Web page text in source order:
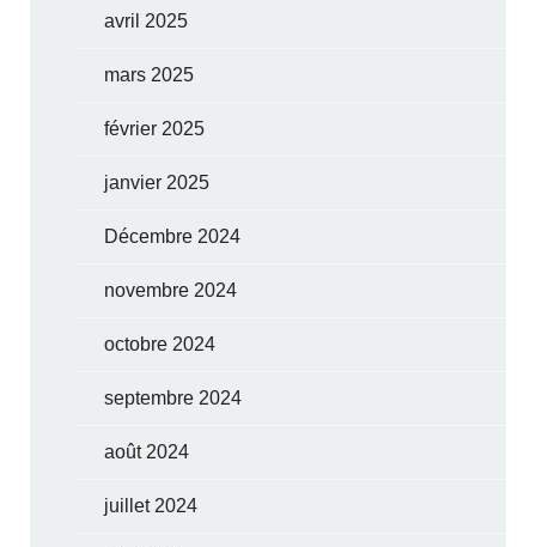
avril 2025
mars 2025
février 2025
janvier 2025
Décembre 2024
novembre 2024
octobre 2024
septembre 2024
août 2024
juillet 2024